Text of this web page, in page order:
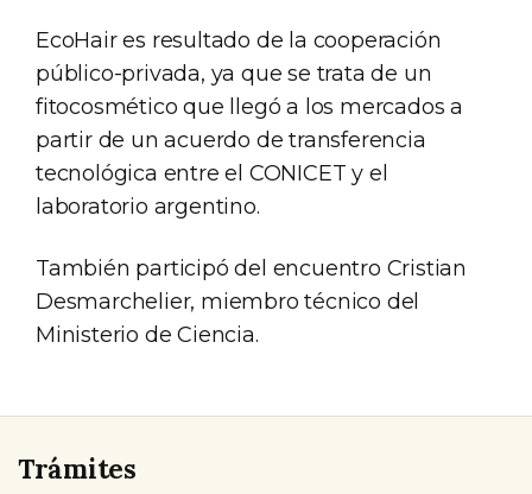
EcoHair es resultado de la cooperación
público-privada, ya que se trata de un
fitocosmético que llegó a los mercados a
partir de un acuerdo de transferencia
tecnológica entre el CONICET y el
laboratorio argentino.
También participó del encuentro Cristian
Desmarchelier, miembro técnico del
Ministerio de Ciencia.
Trámites